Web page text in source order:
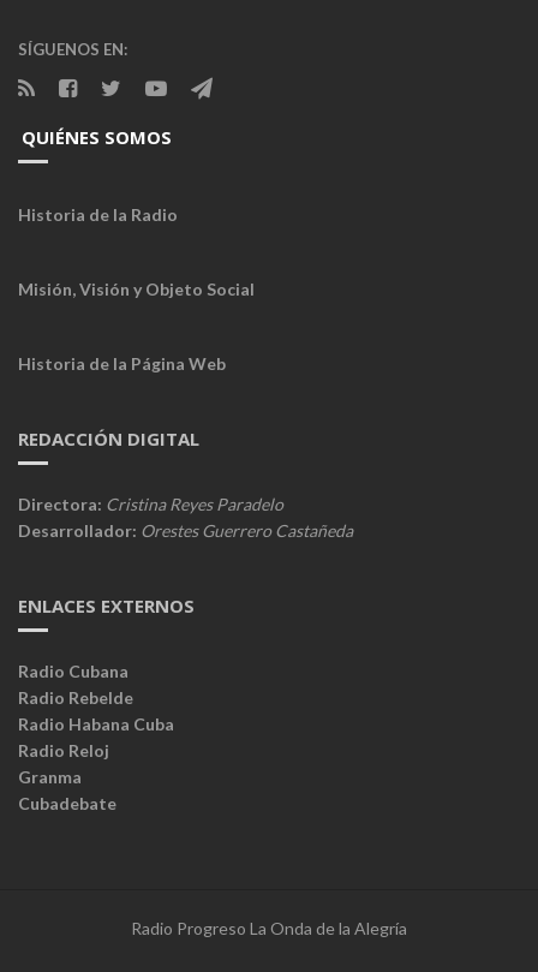
SÍGUENOS EN:
QUIÉNES SOMOS
Historia de la Radio
Misión, Visión y Objeto Social
Historia de la Página Web
REDACCIÓN DIGITAL
Directora: Cristina Reyes Paradelo
Desarrollador: Orestes Guerrero Castañeda
ENLACES EXTERNOS
Radio Cubana
Radio Rebelde
Radio Habana Cuba
Radio Reloj
Granma
Cubadebate
Radio Progreso La Onda de la Alegría